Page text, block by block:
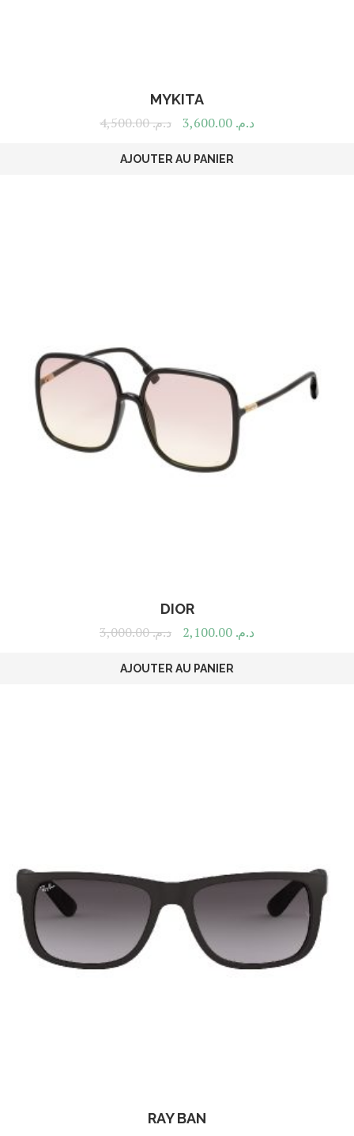
MYKITA
د.م.4,500.00 د.م.
AJOUTER AU PANIER
DIOR
د.م.3,000.00 د.م.
AJOUTER AU PANIER
RAY BAN